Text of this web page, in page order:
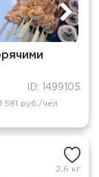
ID: 1499105
1 581 руб./чел.
2.6 кг